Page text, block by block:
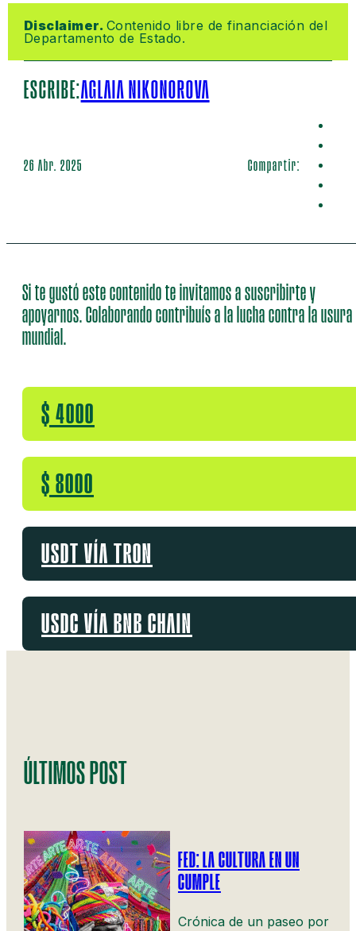
Disclaimer. Contenido libre de financiación del
Departamento de Estado.
ESCRIBE:AGLAIA NIKONOROVA
26 Abr. 2025 Compartir:
Si te gustó este contenido te invitamos a suscribirte y
apoyarnos. Colaborando contribuís a la lucha contra la usura
mundial.
$ 4000
$ 8000
USDT VÍA TRON
USDC VÍA BNB CHAIN
ÚLTIMOS POST
FED: LA CULTURA EN UN
CUMPLE
Crónica de un paseo por